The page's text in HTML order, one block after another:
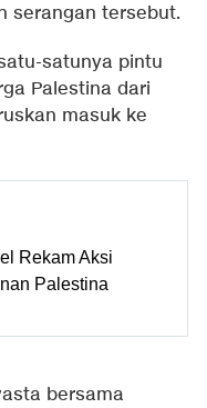
serangan tersebut.
satunya pintu
Palestina dari
masuk ke
Rekam Aksi
Palestina
bersama